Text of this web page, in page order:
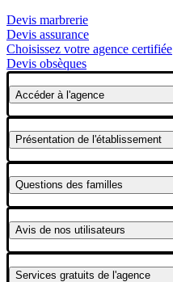
Devis marbrerie
Devis assurance
Choisissez votre agence certifiée
Devis obsèques
Accéderà l'agence
Présentation de l'établissement
Questions des familles
Avis de nos utilisateurs
Services gratuits de l'agence